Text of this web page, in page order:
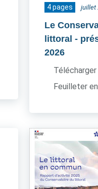
4 pages juillet
Le
littoral -
2026
Feuilleter